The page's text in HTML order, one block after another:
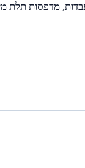
מדפסות תלת